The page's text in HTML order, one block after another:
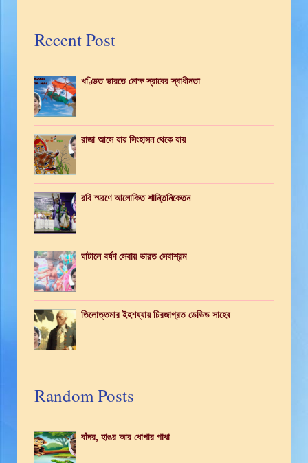
Recent Post
খণ্ডিত ভারতে মোক্ষ স্রাবের স্বাধীনতা
রাজা আসে যায় সিংহাসন থেকে যায়
রবি স্মরণে আলোকিত শান্তিনিকেতন
ঘাটালে বর্ষণ সেবায় ভারত সেবাশ্রম
তিলোত্তমার ইহশয্যায় চিরজাগ্রত ডেভিড সাহেব
Random Posts
বাঁদর, হাঙর আর ধোপার গাধা